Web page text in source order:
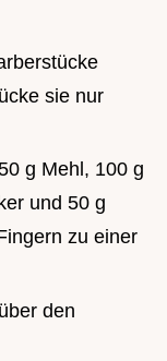
sie nur
g Mehl, 100 g
und 50 g
zu einer
den